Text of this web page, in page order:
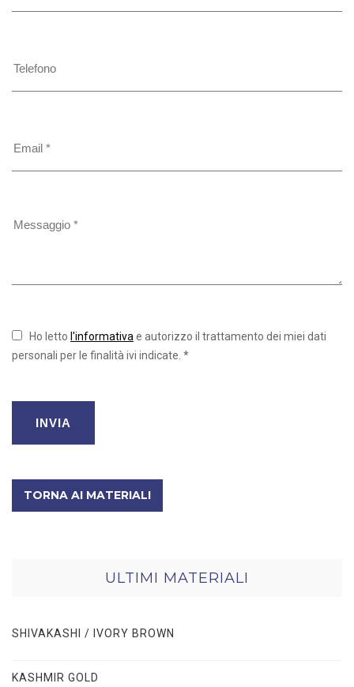
Ho letto l'informativa e autorizzo il trattamento dei miei dati
personali per le finalità ivi indicate. *
TORNA AI MATERIALI
ULTIMI MATERIALI
SHIVAKASHI / IVORY BROWN
KASHMIR GOLD